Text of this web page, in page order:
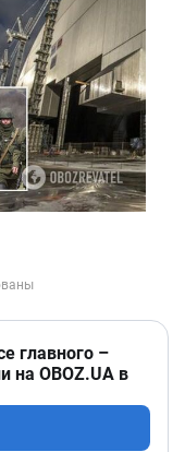
главного –
на OBOZ.UA в